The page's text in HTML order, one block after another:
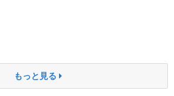
もっと見る